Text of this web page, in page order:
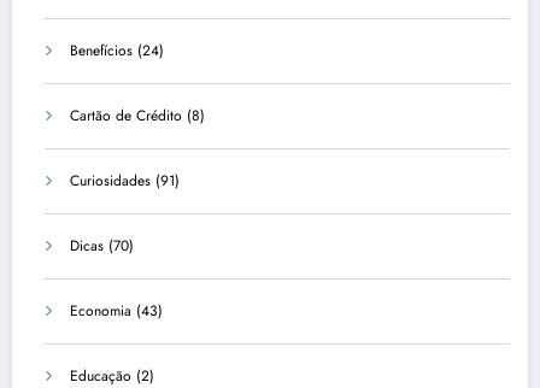
Benefícios (24)
Cartão de Crédito (8)
Curiosidades (91)
Dicas (70)
Economia (43)
Educação (2)